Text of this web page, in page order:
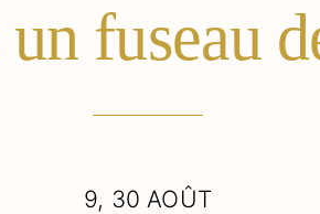
fuseau
9, 30 AOÛT